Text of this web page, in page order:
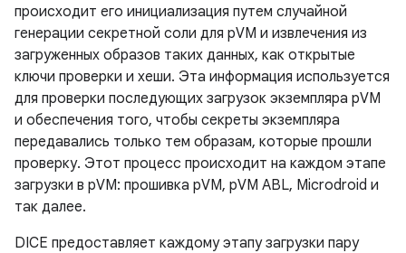
происходит его инициализация путем случайной
генерации секретной соли для pVM и извлечения из
загруженных образов таких данных, как открытые
ключи проверки и хеши. Эта информация используется
для проверки последующих загрузок экземпляра pVM
и обеспечения того, чтобы секреты экземпляра
передавались только тем образам, которые прошли
проверку. Этот процесс происходит на каждом этапе
загрузки в pVM: прошивка pVM, pVM ABL, Microdroid и
так далее.
DICE предоставляет каждому этапу загрузки пару